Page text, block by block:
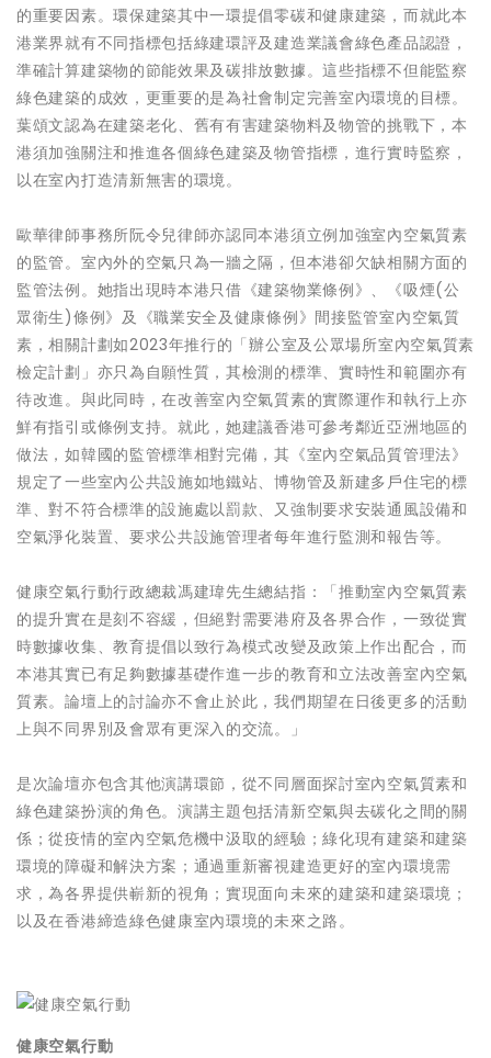
的重要因素。環保建築其中一環提倡零碳和健康建築，而就此本
港業界就有不同指標包括綠建環評及建造業議會綠色產品認證，
準確計算建築物的節能效果及碳排放數據。這些指標不但能監察
綠色建築的成效，更重要的是為社會制定完善室內環境的目標。
葉頌文認為在建築老化、舊有有害建築物料及物管的挑戰下，本
港須加強關注和推進各個綠色建築及物管指標，進行實時監察，
以在室內打造清新無害的環境。
歐華律師事務所阮令兒律師亦認同本港須立例加強室內空氣質素
的監管。室內外的空氣只為一牆之隔，但本港卻欠缺相關方面的
監管法例。她指出現時本港只借《建築物業條例》、《吸煙(公
眾衛生)條例》及《職業安全及健康條例》間接監管室內空氣質
素，相關計劃如2023年推行的「辦公室及公眾場所室內空氣質素
檢定計劃」亦只為自願性質，其檢測的標準、實時性和範圍亦有
待改進。與此同時，在改善室內空氣質素的實際運作和執行上亦
鮮有指引或條例支持。就此，她建議香港可參考鄰近亞洲地區的
做法，如韓國的監管標準相對完備，其《室內空氣品質管理法》
規定了一些室內公共設施如地鐵站、博物管及新建多戶住宅的標
準、對不符合標準的設施處以罰款、又強制要求安裝通風設備和
空氣淨化裝置、要求公共設施管理者每年進行監測和報告等。
健康空氣行動行政總裁馮建瑋先生總結指：「推動室內空氣質素
的提升實在是刻不容緩，但絕對需要港府及各界合作，一致從實
時數據收集、教育提倡以致行為模式改變及政策上作出配合，而
本港其實已有足夠數據基礎作進一步的教育和立法改善室內空氣
質素。論壇上的討論亦不會止於此，我們期望在日後更多的活動
上與不同界別及會眾有更深入的交流。」
是次論壇亦包含其他演講環節，從不同層面探討室內空氣質素和
綠色建築扮演的角色。演講主題包括清新空氣與去碳化之間的關
係；從疫情的室內空氣危機中汲取的經驗；綠化現有建築和建築
環境的障礙和解決方案；通過重新審視建造更好的室內環境需
求，為各界提供嶄新的視角；實現面向未來的建築和建築環境；
以及在香港締造綠色健康室內環境的未來之路。
健康空氣行動